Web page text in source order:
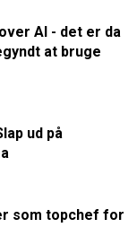
AI - det er da
at bruge
ud på
som topchef for